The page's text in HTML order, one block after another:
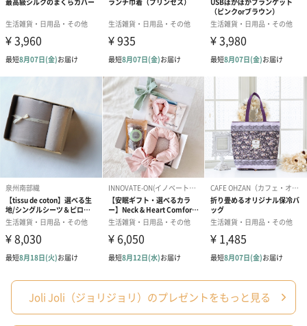
■ピンクベージュ
■グレージュ
■ブルーグレー
■グリーン
ライフスタイルブランド「BRUNO」
愉しみ上手な大人が集い、生まれた、ライフスタイルブランド
「BRUNO」
Joli Joli（ジョリジョリ）のプレゼントをもっと見る